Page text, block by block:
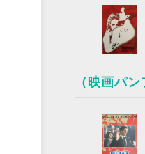
（映画パ